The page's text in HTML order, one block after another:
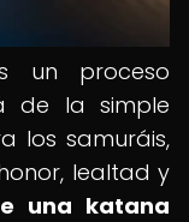
un proceso
de la simple
los samuráis,
lealtad y
una katana